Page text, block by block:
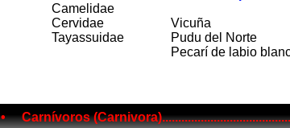
• Carnívoros
Camelidae
Cervidae
Tayassuidae
Vicuña
Pudu del Norte
Pecarí de labio